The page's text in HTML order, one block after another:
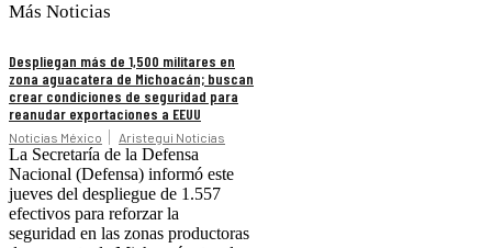
Más Noticias
Despliegan más de 1,500 militares en
zona aguacatera de Michoacán; buscan
crear condiciones de seguridad para
reanudar exportaciones a EEUU
Noticias México Aristegui Noticias
La Secretaría de la Defensa
Nacional (Defensa) informó este
jueves del despliegue de 1.557
efectivos para reforzar la
seguridad en las zonas productoras